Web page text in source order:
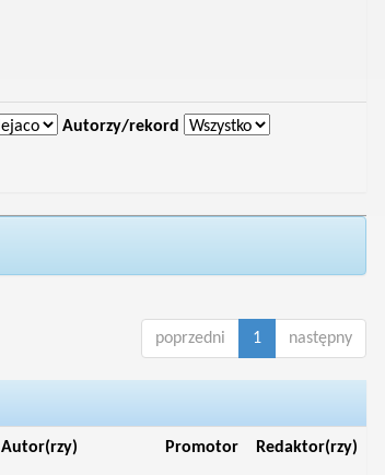
Autorzy/rekord
poprzedni 1 następny
Autor(rzy) Promotor Redaktor(rzy)